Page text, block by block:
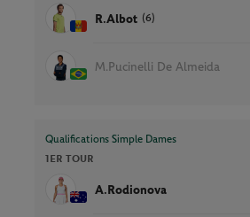
R.Albot (6)
M.Pucinelli De Almeida
Qualifications Simple Dames
1ER TOUR
A.Rodionova